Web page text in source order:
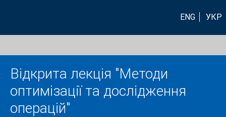
ENG УКР
Відкрита лекція "Методи
оптимізації та дослідження
операцій"